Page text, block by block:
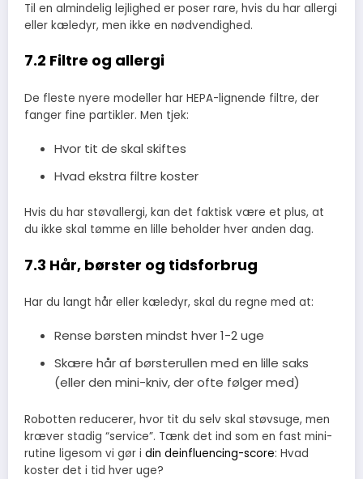
Til en almindelig lejlighed er poser rare, hvis du har allergi
eller kæledyr, men ikke en nødvendighed.
7.2 Filtre og allergi
De fleste nyere modeller har HEPA-lignende filtre, der
fanger fine partikler. Men tjek:
Hvor tit de skal skiftes
Hvad ekstra filtre koster
Hvis du har støvallergi, kan det faktisk være et plus, at
du ikke skal tømme en lille beholder hver anden dag.
7.3 Hår, børster og tidsforbrug
Har du langt hår eller kæledyr, skal du regne med at:
Rense børsten mindst hver 1-2 uge
Skære hår af børsterullen med en lille saks
(eller den mini-kniv, der ofte følger med)
Robotten reducerer, hvor tit du selv skal støvsuge, men
kræver stadig “service”. Tænk det ind som en fast mini-
rutine ligesom vi gør i din deinfluencing-score: Hvad
koster det i tid hver uge?